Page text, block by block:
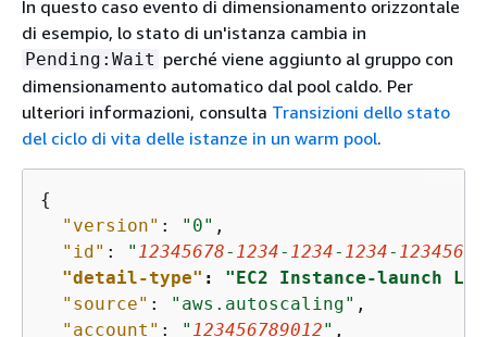
In questo caso evento di dimensionamento orizzontale
di esempio, lo stato di un'istanza cambia in
Pending:Wait perché viene aggiunto al gruppo con
dimensionamento automatico dal pool caldo. Per
ulteriori informazioni, consulta Transizioni dello stato
del ciclo di vita delle istanze in un warm pool.
{
"version" : "0" ,
"id" : " 12345678- 1234- 1234- 1234-
"detail-type" : "EC2 Instance-launch
"source" : "aws.autoscaling" ,
"account" : " 123456789012" ,